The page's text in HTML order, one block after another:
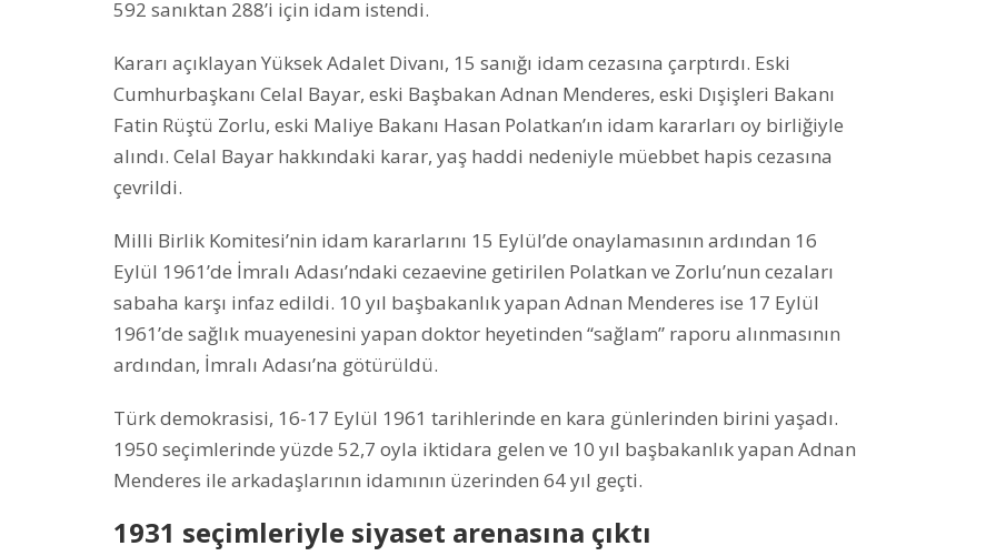
592 sanıktan 288’i için idam istendi.
Kararı açıklayan Yüksek Adalet Divanı, 15 sanığı idam cezasına çarptırdı. Eski
Cumhurbaşkanı Celal Bayar, eski Başbakan Adnan Menderes, eski Dışişleri Bakanı
Fatin Rüştü Zorlu, eski Maliye Bakanı Hasan Polatkan’ın idam kararları oy birliğiyle
alındı. Celal Bayar hakkındaki karar, yaş haddi nedeniyle müebbet hapis cezasına
çevrildi.
Milli Birlik Komitesi’nin idam kararlarını 15 Eylül’de onaylamasının ardından 16
Eylül 1961’de İmralı Adası’ndaki cezaevine getirilen Polatkan ve Zorlu’nun cezaları
sabaha karşı infaz edildi. 10 yıl başbakanlık yapan Adnan Menderes ise 17 Eylül
1961’de sağlık muayenesini yapan doktor heyetinden “sağlam” raporu alınmasının
ardından, İmralı Adası’na götürüldü.
Türk demokrasisi, 16-17 Eylül 1961 tarihlerinde en kara günlerinden birini yaşadı.
1950 seçimlerinde yüzde 52,7 oyla iktidara gelen ve 10 yıl başbakanlık yapan Adnan
Menderes ile arkadaşlarının idamının üzerinden 64 yıl geçti.
1931 seçimleriyle siyaset arenasına çıktı